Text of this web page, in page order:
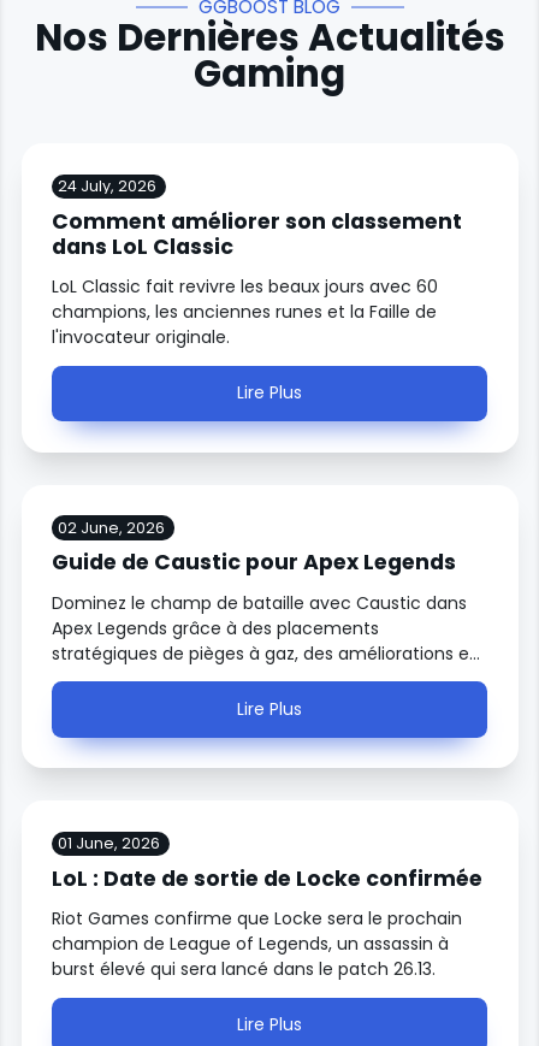
GGBOOST BLOG
Nos Dernières Actualités
Gaming
24 July, 2026
Comment améliorer son classement
dans LoL Classic
LoL Classic fait revivre les beaux jours avec 60
champions, les anciennes runes et la Faille de
l'invocateur originale.
Lire Plus
02 June, 2026
Guide de Caustic pour Apex Legends
Dominez le champ de bataille avec Caustic dans
Apex Legends grâce à des placements
stratégiques de pièges à gaz, des améliorations et
une synergie d'escouade optimale.
Lire Plus
01 June, 2026
LoL : Date de sortie de Locke confirmée
Riot Games confirme que Locke sera le prochain
champion de League of Legends, un assassin à
burst élevé qui sera lancé dans le patch 26.13.
Lire Plus